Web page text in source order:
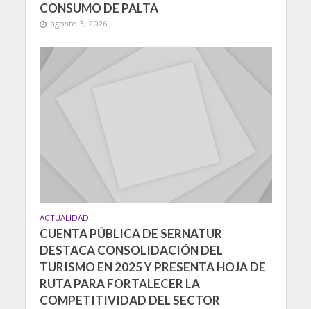
CONSUMO DE PALTA
agosto 3, 2026
ACTUALIDAD
CUENTA PÚBLICA DE SERNATUR
DESTACA CONSOLIDACIÓN DEL
TURISMO EN 2025 Y PRESENTA HOJA DE
RUTA PARA FORTALECER LA
COMPETITIVIDAD DEL SECTOR